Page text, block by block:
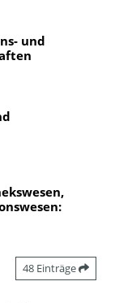
und
48 Einträge